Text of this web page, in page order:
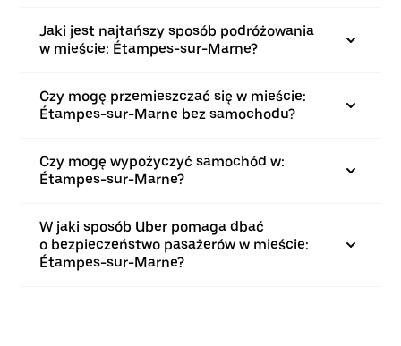
Jaki jest najtańszy sposób podróżowania
w mieście: Étampes-sur-Marne?
Czy mogę przemieszczać się w mieście:
Étampes-sur-Marne bez samochodu?
Czy mogę wypożyczyć samochód w:
Étampes-sur-Marne?
W jaki sposób Uber pomaga dbać
o bezpieczeństwo pasażerów w mieście:
Étampes-sur-Marne?